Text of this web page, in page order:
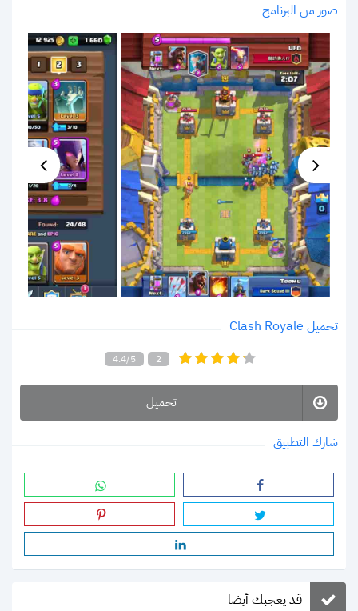
صور من البرنامج
تحميل Clash Royale
4.4/5 2
تحميل
شارك التطبيق
قد يعجبك أيضا